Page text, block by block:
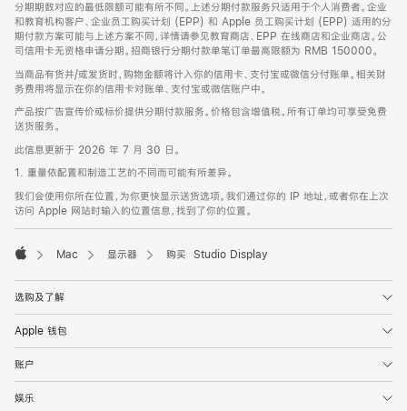
分期期数对应的最低限额可能有所不同。上述分期付款服务只适用于个人消费者。企业
和教育机构客户、企业员工购买计划 (EPP) 和 Apple 员工购买计划 (EPP) 适用的分
期付款方案可能与上述方案不同，详情请参见教育商店、EPP 在线商店和企业商店。公
司信用卡无资格申请分期。招商银行分期付款单笔订单最高限额为 RMB 150000。
当商品有货并/或发货时，购物金额将计入你的信用卡、支付宝或微信分付账单。相关财
务费用将显示在你的信用卡对账单、支付宝或微信账户中。
产品按广告宣传价或标价提供分期付款服务。价格包含增值税。所有订单均可享受免费
送货服务。
此信息更新于 2026 年 7 月 30 日。
1. 重量依配置和制造工艺的不同而可能有所差异。
我们会使用你所在位置，为你更快显示送货选项。我们通过你的 IP 地址，或者你在上次
访问 Apple 网站时输入的位置信息，找到了你的位置。
Mac 显示器 购买 Studio Display
选购及了解
Apple 钱包
账户
娱乐